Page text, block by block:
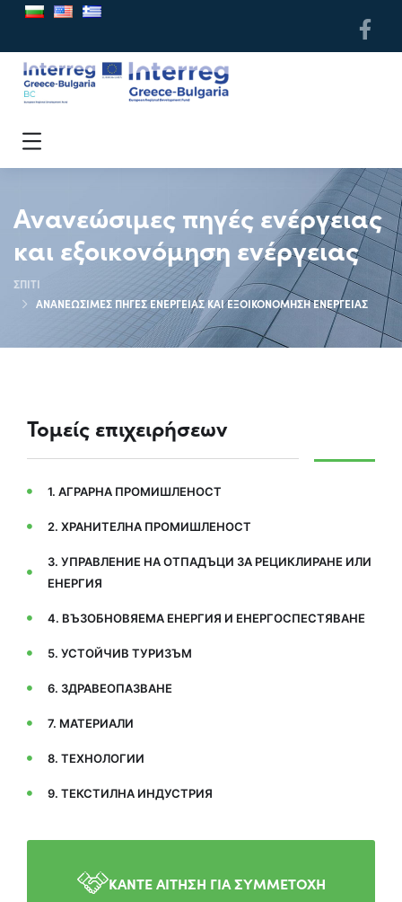
Ανανεώσιμες πηγές ενέργειας
και εξοικονόμηση ενέργειας
ΣΠΊΤΙ
ΑΝΑΝΕΏΣΙΜΕΣ ΠΗΓΈΣ ΕΝΈΡΓΕΙΑΣ ΚΑΙ ΕΞΟΙΚΟΝΌΜΗΣΗ ΕΝΈΡΓΕΙΑΣ
Τομείς επιχειρήσεων
1. АГРАРНА ПРОМИШЛЕНОСТ
2. ХРАНИТЕЛНА ПРОМИШЛЕНОСТ
3. УПРАВЛЕНИЕ НА ОТПАДЪЦИ ЗА РЕЦИКЛИРАНЕ ИЛИ
ЕНЕРГИЯ
4. ВЪЗОБНОВЯЕМА ЕНЕРГИЯ И ЕНЕРГОСПЕСТЯВАНЕ
5. УСТОЙЧИВ ТУРИЗЪМ
6. ЗДРАВЕОПАЗВАНЕ
7. МАТЕРИАЛИ
8. ТЕХНОЛОГИИ
9. ТЕКСТИЛНА ИНДУСТРИЯ
ΚΑΝΤΕ ΑΙΤΗΣΗ ΓΙΑ ΣΥΜΜΕΤΟΧΗ